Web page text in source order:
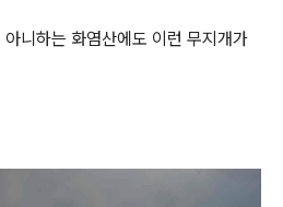
니하는 화염산에도 이런 무지개가